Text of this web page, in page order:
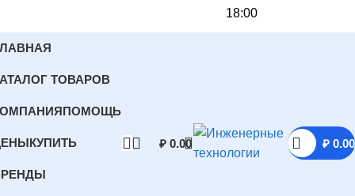
18:00
ТОВАРОВ
ПОМОЩЬ
КУПИТЬ ₽ 0.00 ₽ 0.00